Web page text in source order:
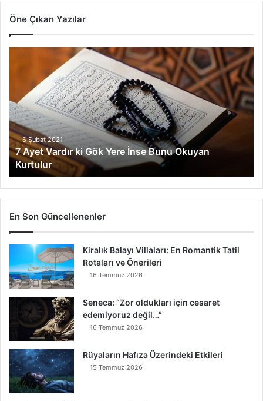
Öne Çıkan Yazılar
t
V
a
r
d
r
k
i
G
e
r
e
B
u
n
u
6 Şubat 2021
7 Ayet Vardır ki Gök Yere İnse Bunu Okuyan
Kurtulur
En Son Güncellenenler
Kiralık Balayı Villaları: En Romantik Tatil
Rotaları ve Önerileri
16 Temmuz 2026
Seneca: “Zor oldukları için cesaret
edemiyoruz değil…”
16 Temmuz 2026
Rüyaların Hafıza Üzerindeki Etkileri
15 Temmuz 2026